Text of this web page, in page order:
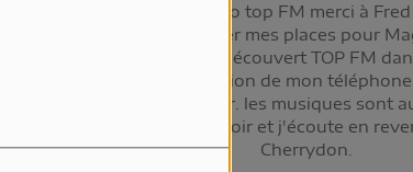
merci radio top FM merci à
permis de gagner mes places pour
depuis que j'ai découvert TOP FM
et sur l'application de mon
plus m'en passer. les musiques sont
le samedi soir et j'écoute en
Cherrydon.